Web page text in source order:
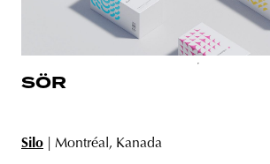
SÖR
Silo | Montréal, Kanada